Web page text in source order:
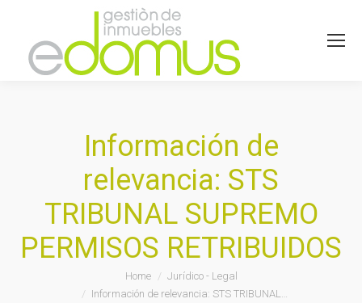
Información de
relevancia: STS
TRIBUNAL SUPREMO
PERMISOS RETRIBUIDOS
Home
Jurídico - Legal
Información de relevancia: STS TRIBUNAL…